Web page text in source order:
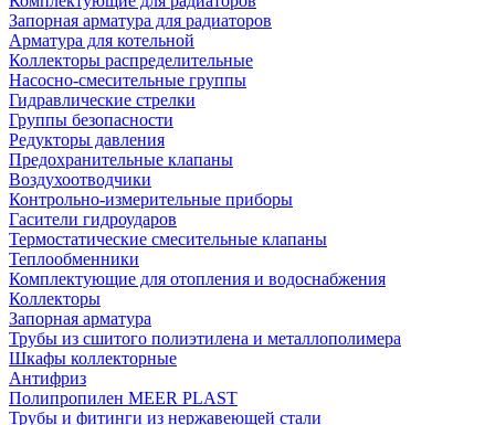
Запорная арматура для радиаторов
Арматура для котельной
Коллекторы распределительные
Насосно-смесительные группы
Гидравлические стрелки
Группы безопасности
Редукторы давления
Предохранительные клапаны
Воздухоотводчики
Контрольно-измерительные приборы
Гасители гидроударов
Термостатические смесительные клапаны
Теплообменники
Комплектующие для отопления и водоснабжения
Коллекторы
Запорная арматура
Трубы из сшитого полиэтилена и металлополимера
Шкафы коллекторные
Антифриз
Полипропилен MEER PLAST
Трубы и фитинги из нержавеющей стали